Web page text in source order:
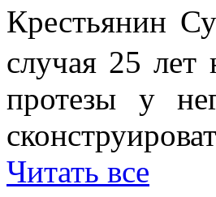
Крестьянин
случая 25 лет
протезы у
Читать все